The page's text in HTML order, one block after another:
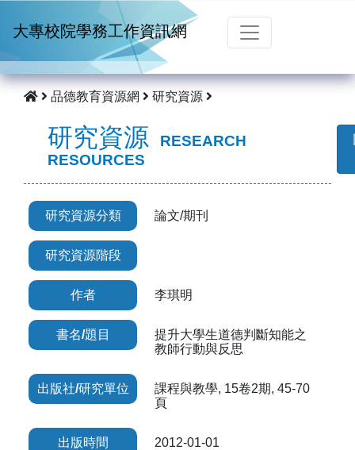
大專校院學務工作資訊網
品德教育資源網 研究資源
研究資源
RESEARCH
RESOURCES
研究資源分類 論文/期刊
研究資源階段
作者 李琪明
書名/題目
提升大學生道德判斷知能之
教師行動與反思
出版社/研究單位
課程與教學, 15卷2期, 45-70
頁
出版時間 2012-01-01